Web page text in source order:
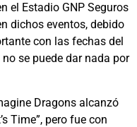
el Estadio GNP Seguros
dichos eventos, debido
con las fechas del
se puede dar nada por
Dragons alcanzó
Time”, pero fue con